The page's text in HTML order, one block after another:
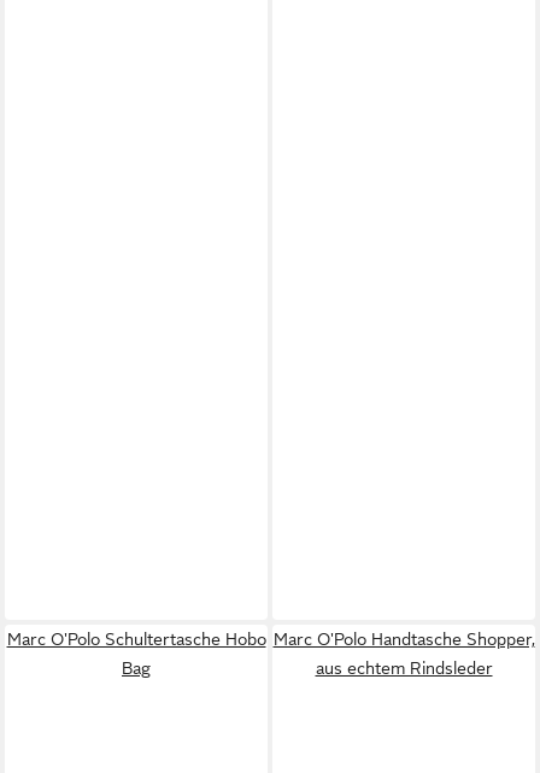
Marc O'Polo Schultertasche Hobo
Bag
Marc O'Polo Handtasche Shopper,
aus echtem Rindsleder